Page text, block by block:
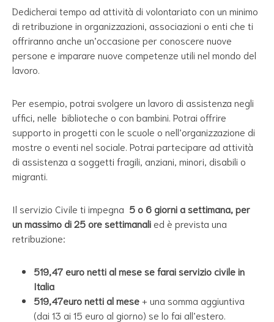
Dedicherai tempo ad attività di volontariato con un minimo
di retribuzione in organizzazioni, associazioni o enti che ti
offriranno anche un’occasione per conoscere nuove
persone e imparare nuove competenze utili nel mondo del
lavoro.
Per esempio, potrai svolgere un lavoro di assistenza negli
uffici, nelle biblioteche o con bambini. Potrai offrire
supporto in progetti con le scuole o nell’organizzazione di
mostre o eventi nel sociale. Potrai partecipare ad attività
di assistenza a soggetti fragili, anziani, minori, disabili o
migranti.
Il servizio Civile ti impegna 5 o 6 giorni a settimana, per
un massimo di 25 ore settimanali ed è prevista una
retribuzione:
519,47 euro netti al mese se farai servizio civile in
Italia
519,47euro netti al mese+ una somma aggiuntiva
(dai 13 ai 15 euro al giorno) se lo fai all’estero.